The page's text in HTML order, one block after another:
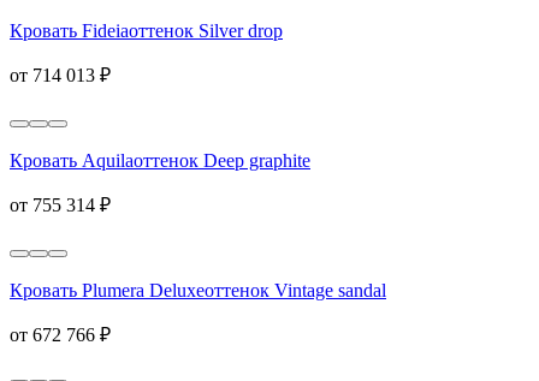
Кровать Fideiaоттенок Silver drop
от 714 013 ₽
Кровать Aquilaоттенок Deep graphite
от 755 314 ₽
Кровать Plumera Deluxeоттенок Vintage sandal
от 672 766 ₽